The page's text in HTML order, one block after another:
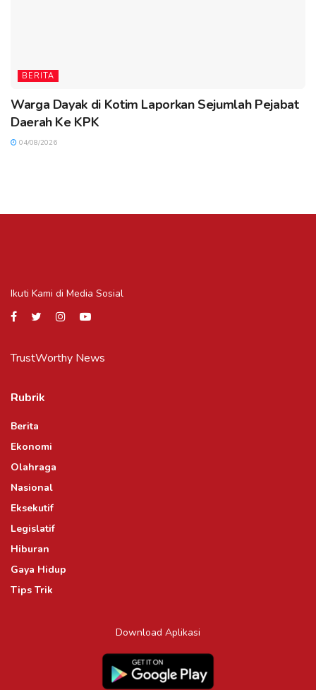
BERITA
Warga Dayak di Kotim Laporkan Sejumlah Pejabat
Daerah Ke KPK
04/08/2026
Ikuti Kami di Media Sosial
TrustWorthy News
Rubrik
Berita
Ekonomi
Olahraga
Nasional
Eksekutif
Legislatif
Hiburan
Gaya Hidup
Tips Trik
Download Aplikasi